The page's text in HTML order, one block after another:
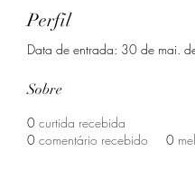
Perfil
Data de entrada: 30 de mai.
Sobre
0 curtida recebida
0 comentário recebido 0